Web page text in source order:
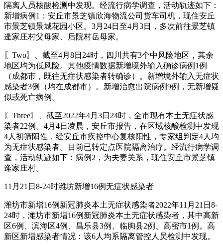
隔离人员核酸检测中发现。经流行病学调查，活动轨迹如下：
新增病例1：安丘市景芝镇欣海物流公司货车司机，现住安丘
市景芝镇景城花园小区。3月24日至4月3日，多次前往景芝镇
逄家庄村父母家、后院村岳母家。
〖Two〗、截至4月8日24时，四川共有3个中风险地区，其余
地区均为低风险。其他疫情数据新增境外输入确诊病例1例
（成都市，既往无症状感染者转确诊）。新增境外输入无症状
感染者3例（均在成都市）。新增治愈出院病例9例，无新增疑
似或死亡病例。
〖Three〗、截至2022年4月3日24时，全市现有本土无症状感
染者22例。4月4日凌晨，安丘市报告，在区域核酸检测中发现
4人初筛阳性，经安丘市疾控中心复核阳性，专家组判定4人均
为无症状感染者。目前已转定点医院隔离治疗。经流行病学调
查，活动轨迹如下：病例2，为夫妻关系，现住安丘市景芝镇
逄家庄村。
11月21日8-24时潍坊新增16例无症状感染者
潍坊市新增16例新冠肺炎本土无症状感染者2022年11月21日8-
24时，潍坊市新增16例新冠肺炎本土无症状感染者，其中高新
区6例、滨海区4例、昌乐县3例、临朐县2例、高密市1例。高
新区新增感染者情况：该6人均系隔离管控人员检测中发现。